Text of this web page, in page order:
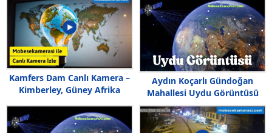
Kamfers Dam Canlı Kamera –
Kimberley, Güney Afrika
Aydın Koçarlı Gündoğan
Mahallesi Uydu Görüntüsü